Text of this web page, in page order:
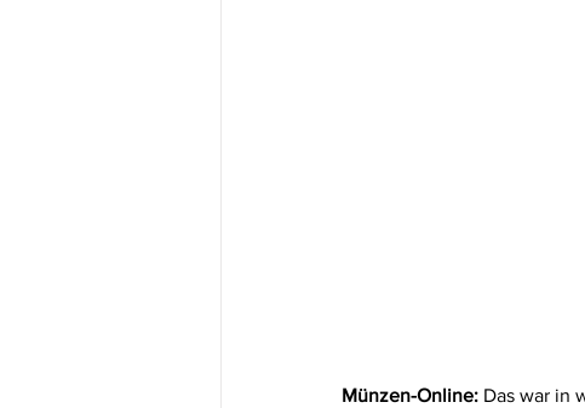
Münzen-Online: Das war in